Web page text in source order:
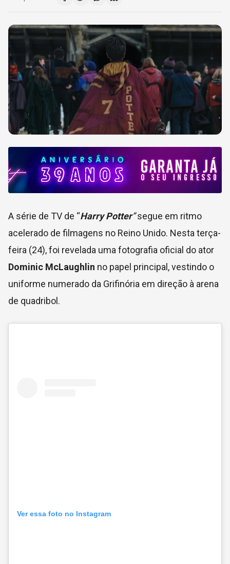
A série de TV de “Harry Potter”segue em ritmo
acelerado de filmagens no Reino Unido. Nesta terça-
feira (24), foi revelada uma fotografia oficial do ator
Dominic McLaughlin no papel principal, vestindo o
uniforme numerado da Grifinória em direção à arena
de quadribol.
Ver essa foto no Instagram